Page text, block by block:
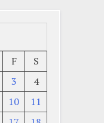
F
S
3
4
10
11